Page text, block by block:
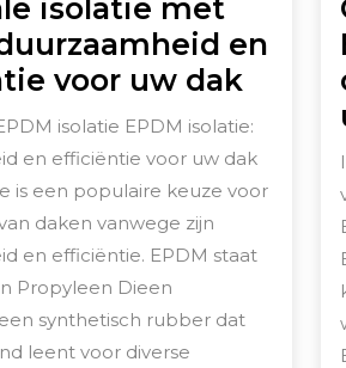
isolatie met
en
voor uw dak
met
EPDM:
en
voor
isolatie EPDM isolatie:
en efficiëntie voor uw dak
is een populaire keuze voor
daken vanwege zijn
en efficiëntie. EPDM staat
Propyleen Dieen
synthetisch rubber dat
leent voor diverse